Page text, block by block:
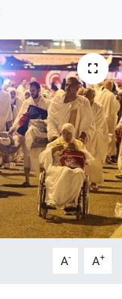
A- A+